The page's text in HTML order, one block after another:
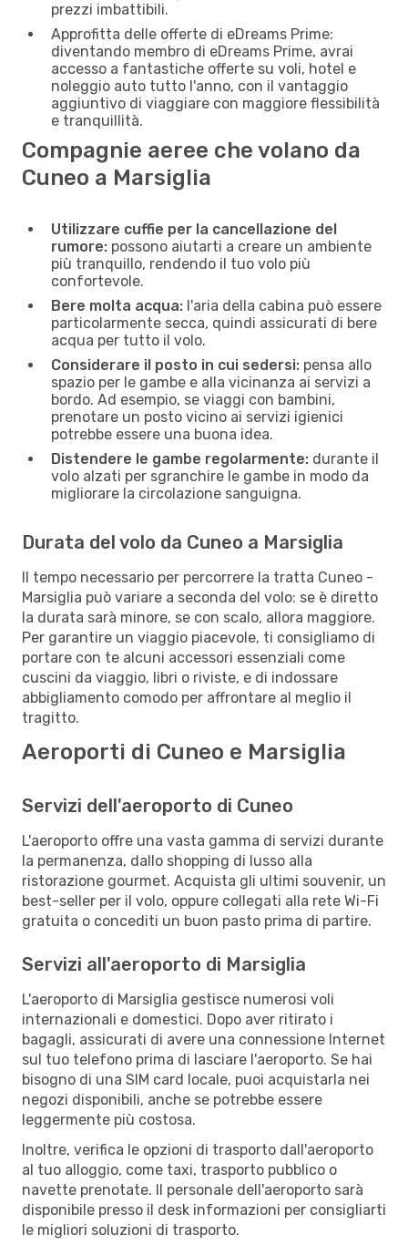
prezzi imbattibili.
Approfitta delle offerte di eDreams Prime:
diventando membro di eDreams Prime, avrai
accesso a fantastiche offerte su voli, hotel e
noleggio auto tutto l'anno, con il vantaggio
aggiuntivo di viaggiare con maggiore flessibilità
e tranquillità.
Compagnie aeree che volano da
Cuneo a Marsiglia
Utilizzare cuffie per la cancellazione del
rumore: possono aiutarti a creare un ambiente
più tranquillo, rendendo il tuo volo più
confortevole.
Bere molta acqua: l'aria della cabina può essere
particolarmente secca, quindi assicurati di bere
acqua per tutto il volo.
Considerare il posto in cui sedersi: pensa allo
spazio per le gambe e alla vicinanza ai servizi a
bordo. Ad esempio, se viaggi con bambini,
prenotare un posto vicino ai servizi igienici
potrebbe essere una buona idea.
Distendere le gambe regolarmente: durante il
volo alzati per sgranchire le gambe in modo da
migliorare la circolazione sanguigna.
Durata del volo da Cuneo a Marsiglia
Il tempo necessario per percorrere la tratta Cuneo -
Marsiglia può variare a seconda del volo: se è diretto
la durata sarà minore, se con scalo, allora maggiore.
Per garantire un viaggio piacevole, ti consigliamo di
portare con te alcuni accessori essenziali come
cuscini da viaggio, libri o riviste, e di indossare
abbigliamento comodo per affrontare al meglio il
tragitto.
Aeroporti di Cuneo e Marsiglia
Servizi dell'aeroporto di Cuneo
L'aeroporto offre una vasta gamma di servizi durante
la permanenza, dallo shopping di lusso alla
ristorazione gourmet. Acquista gli ultimi souvenir, un
best-seller per il volo, oppure collegati alla rete Wi-Fi
gratuita o concediti un buon pasto prima di partire.
Servizi all'aeroporto di Marsiglia
L'aeroporto di Marsiglia gestisce numerosi voli
internazionali e domestici. Dopo aver ritirato i
bagagli, assicurati di avere una connessione Internet
sul tuo telefono prima di lasciare l'aeroporto. Se hai
bisogno di una SIM card locale, puoi acquistarla nei
negozi disponibili, anche se potrebbe essere
leggermente più costosa.
Inoltre, verifica le opzioni di trasporto dall'aeroporto
al tuo alloggio, come taxi, trasporto pubblico o
navette prenotate. Il personale dell'aeroporto sarà
disponibile presso il desk informazioni per consigliarti
le migliori soluzioni di trasporto.